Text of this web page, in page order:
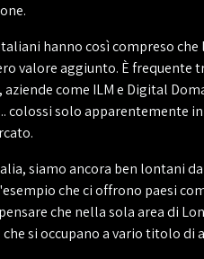
hanno così compreso
valore aggiunto. È frequente
come ILM e Digital
colossi solo apparentemente
siamo ancora ben lontani
che ci offrono paesi
che nella sola area di
si occupano a vario titolo di